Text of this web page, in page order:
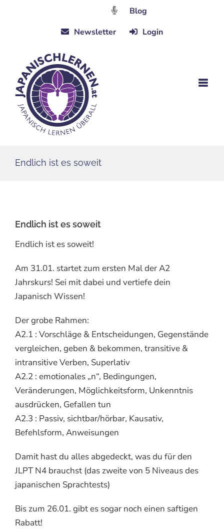
Blog
Newsletter
Login
Endlich ist es soweit
Endlich ist es soweit
Endlich ist es soweit!
Am 31.01. startet zum ersten Mal der A2
Jahrskurs! Sei mit dabei und vertiefe dein
Japanisch Wissen!
Der grobe Rahmen:
A2.1 : Vorschläge & Entscheidungen, Gegenstände
vergleichen, geben & bekommen, transitive &
intransitive Verben, Superlativ
A2.2 : emotionales „n“, Bedingungen,
Veränderungen, Möglichkeitsform, Unkenntnis
ausdrücken, Gefallen tun
A2.3 : Passiv, sichtbar/hörbar, Kausativ,
Befehlsform, Anweisungen
Damit hast du alles abgedeckt, was du für den
JLPT N4 brauchst (das zweite von 5 Niveaus des
japanischen Sprachtests)
Bis zum 26.01. gibt es sogar noch einen saftigen
Rabatt!